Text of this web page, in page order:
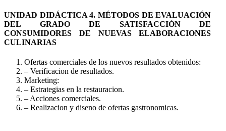
UNIDAD DIDÁCTICA 4. MÉTODOS DE EVALUACIÓN
DEL GRADO DE SATISFACCIÓN DE
CONSUMIDORES DE NUEVAS ELABORACIONES
CULINARIAS
Ofertas comerciales de los nuevos resultados obtenidos:
– Verificacion de resultados.
Marketing:
– Estrategias en la restauracion.
– Acciones comerciales.
– Realizacion y diseno de ofertas gastronomicas.